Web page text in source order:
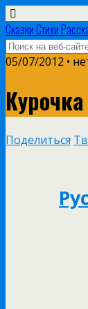
Сказки Стихи
05/07/2012 •
Поделиться